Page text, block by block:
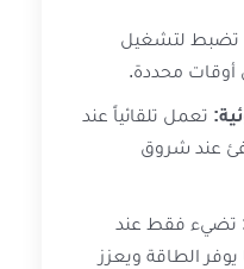
تضبط لتشغيل
أوقات محددة.
تعمل تلقائياً عند
عند شروق
تضيء فقط عند
الطاقة ويعزز